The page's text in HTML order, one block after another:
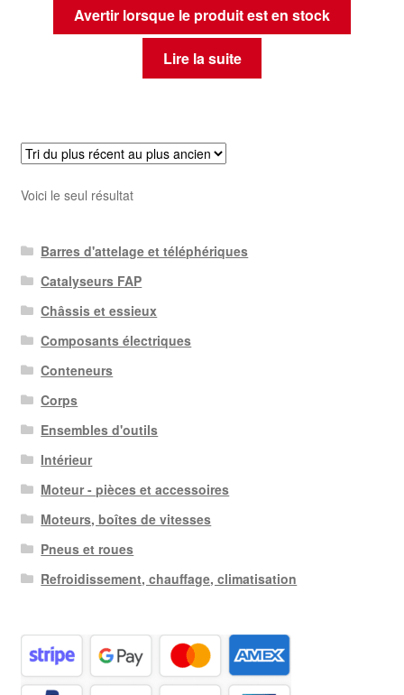
Avertir lorsque le produit est en stock
Lire la suite
Voici le seul résultat
Barres d'attelage et téléphériques
Catalyseurs FAP
Châssis et essieux
Composants électriques
Conteneurs
Corps
Ensembles d'outils
Intérieur
Moteur - pièces et accessoires
Moteurs, boîtes de vitesses
Pneus et roues
Refroidissement, chauffage, climatisation